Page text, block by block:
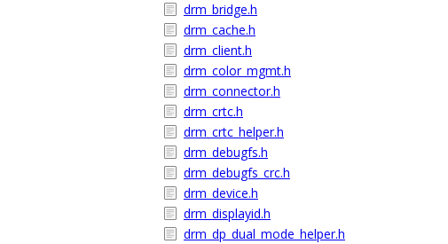
drm_bridge.h
drm_cache.h
drm_client.h
drm_color_mgmt.h
drm_connector.h
drm_crtc.h
drm_crtc_helper.h
drm_debugfs.h
drm_debugfs_crc.h
drm_device.h
drm_displayid.h
drm_dp_dual_mode_helper.h